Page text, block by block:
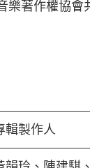
樂著作權協會
輯製作人